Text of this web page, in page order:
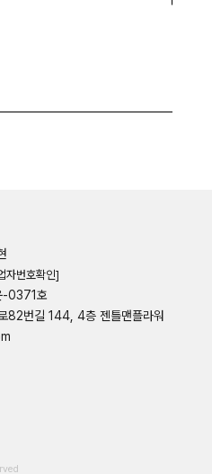
자번호확인]
-0371호
82번길 144, 4층 젠틀맨플라워